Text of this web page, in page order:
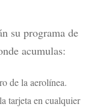
su programa de
acumulas:
de la aerolínea.
tarjeta en cualquier